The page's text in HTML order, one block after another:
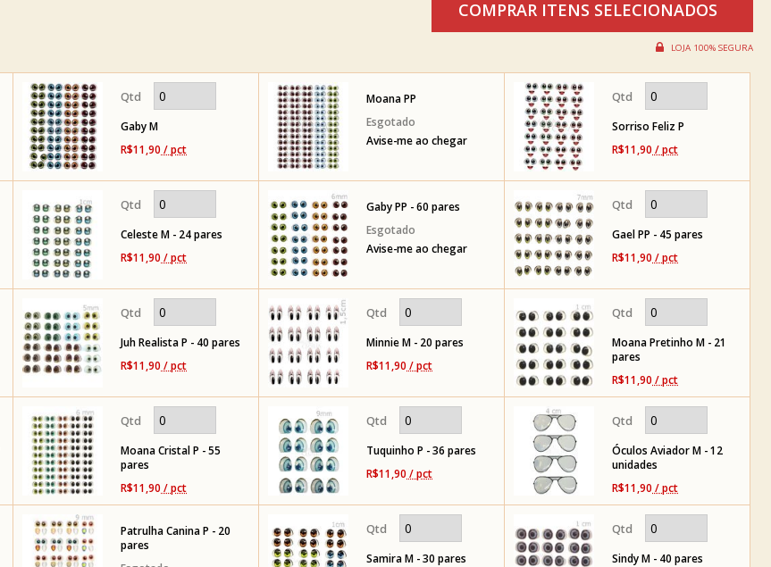
Gaby M
R$11,90 / pct
Moana PP
Avise-me ao chegar
Sorriso Feliz P
R$11,90 / pct
Celeste M - 24 pares
R$11,90 / pct
Gaby PP - 60 pares
Avise-me ao chegar
Gael PP - 45 pares
R$11,90 / pct
Juh Realista P - 40 pares
R$11,90 / pct
Minnie M - 20 pares
R$11,90 / pct
Moana Pretinho M - 21
pares
R$11,90 / pct
Moana Cristal P - 55
pares
R$11,90 / pct
Tuquinho P - 36 pares
R$11,90 / pct
Óculos Aviador M - 12
unidades
R$11,90 / pct
Patrulha Canina P - 20
pares
Samira M - 30 pares
Sindy M - 40 pares